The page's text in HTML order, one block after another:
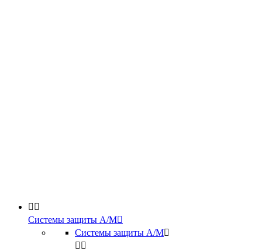
 
Системы защиты А/М
Системы защиты А/М
 